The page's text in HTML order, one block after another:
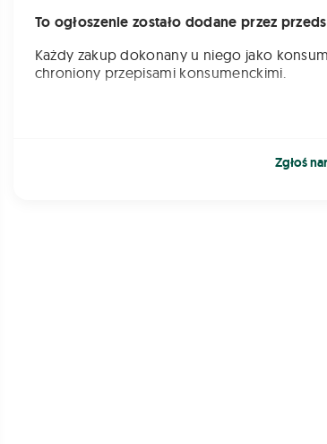
To ogłoszenie zostało dodane przez
Każdy zakup dokonany u niego jako
chroniony przepisami konsumenckimi.
korzyści, zależnie od zakupionych
Podczas zakupu przedmiotu lub zlecenia
Zgłoś